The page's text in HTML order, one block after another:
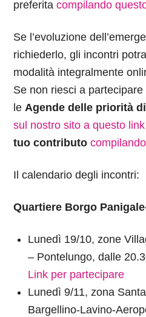
preferitacompilando
Se l’evoluzione
richiederlo, gli incontri
modalità integralmente
Se non riesci a
leAgende delle priorità
sul nostro sito a questo
tuo contributo
Il calendario degli incontri:
Quartiere Borgo
Lunedì 19/10, zone
– Pontelungo, dalle
Link per partecipare
Lunedì 9/11, zona
Bargellino-Lavino-